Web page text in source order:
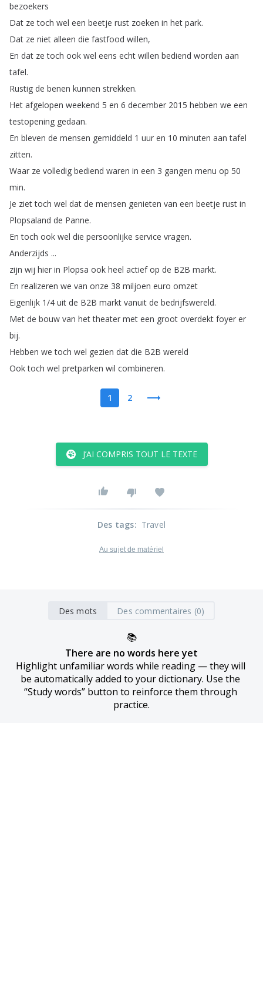
bezoekers
Dat ze toch wel een beetje rust zoeken in het park.
Dat ze niet alleen die fastfood willen,
En dat ze toch ook wel eens echt willen bediend worden aan
tafel.
Rustig de benen kunnen strekken.
Het afgelopen weekend 5 en 6 december 2015 hebben we een
testopening gedaan.
En bleven de mensen gemiddeld 1 uur en 10 minuten aan tafel
zitten.
Waar ze volledig bediend waren in een 3 gangen menu op 50
min.
Je ziet toch wel dat de mensen genieten van een beetje rust in
Plopsaland de Panne.
En toch ook wel die persoonlijke service vragen.
Anderzijds ...
zijn wij hier in Plopsa ook heel actief op de B2B markt.
En realizeren we van onze 38 miljoen euro omzet
Eigenlijk 1/4 uit de B2B markt vanuit de bedrijfswereld.
Met de bouw van het theater met een groot overdekt foyer er
bij.
Hebben we toch wel gezien dat die B2B wereld
Ook toch wel pretparken wil combineren.
1 2
J’AI COMPRIS TOUT LE TEXTE
Des tags: Travel
Au sujet de matériel
Des mots Des commentaires (0)
📚
There are no words here yet
Highlight unfamiliar words while reading — they will
be automatically added to your dictionary. Use the
“Study words” button to reinforce them through
practice.